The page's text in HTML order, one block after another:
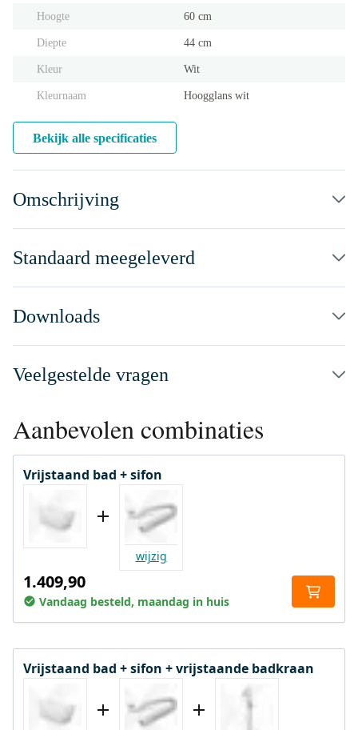
Hoogte 60 cm
Diepte 44 cm
Kleur Wit
Kleurnaam Hoogglans wit
Bekijk alle specificaties
Omschrijving
Standaard meegeleverd
Downloads
Veelgestelde vragen
Aanbevolen combinaties
Vrijstaand bad + sifon
wijzig
1.409,90
Vandaag besteld, maandag in huis
Vrijstaand bad + sifon + vrijstaande badkraan